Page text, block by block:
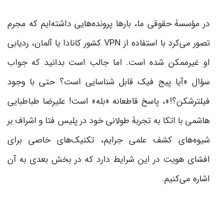
در مؤسسۀ حقوقی ما، بارها پرونده‌هایی داشته‌ایم که مجرم
تصور می‌کرد با استفاده از VPN کشور کانادا یا آلمان، ردیابی
او غیرممکن شده است. اما جالب است بدانید که جواب
سؤال «آیا پیج فیک قابل شناسایی است؟ حتی با وجود
فیلترشکن؟!»، پاسخ قاطعانه «بله» است! علیرضا طباطبایی
هاشمی با اتکا به تجربۀ طولانی خود در پلیس فتا و اشراف بر
شیوه‌های کشف علمی جرایم، تکنیک‌های خاصی برای
افشای هویت در این شرایط دارد که در بخش بعدی به آن
اشاره می‌کنیم.